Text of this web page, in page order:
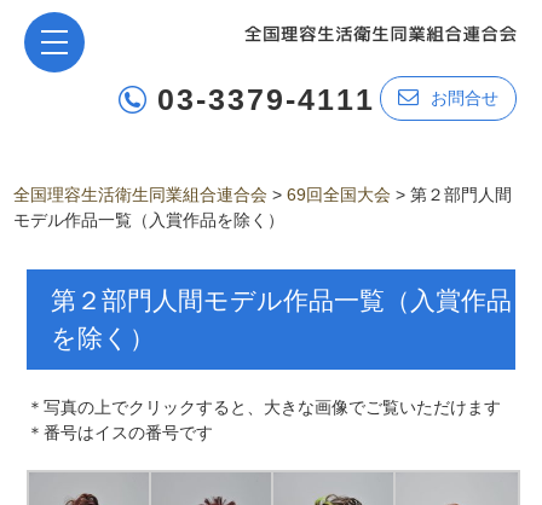
03-3379-4111 お問合せ
全国理容生活衛生同業組合連合会 >69回全国大会 >第２部門人間
モデル作品一覧（入賞作品を除く）
第２部門人間モデル作品一覧（入賞作品
を除く）
＊写真の上でクリックすると、大きな画像でご覧いただけます
＊番号はイスの番号です